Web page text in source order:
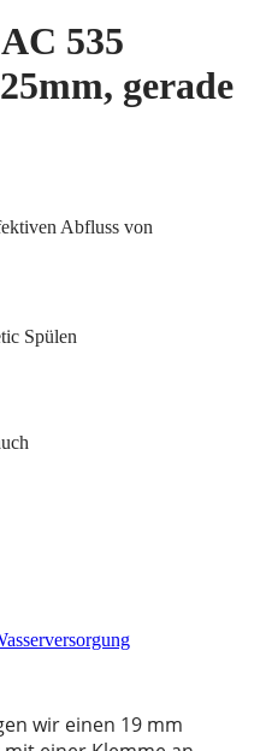
535
gerade
Abfluss von
Spülen
wir einen 19 mm